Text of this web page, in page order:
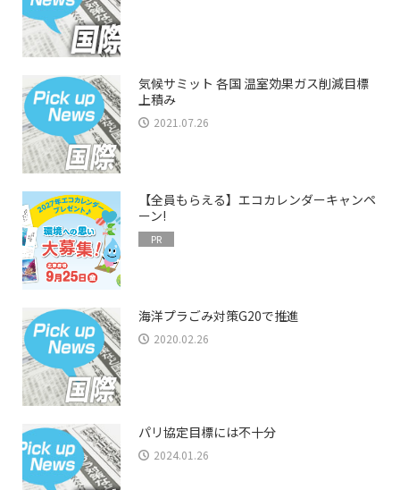
気候サミット 各国 温室効果ガス削減目標
上積み
2021.07.26
【全員もらえる】エコカレンダーキャンペ
ーン!
PR
海洋プラごみ対策G20で推進
2020.02.26
パリ協定目標には不十分
2024.01.26